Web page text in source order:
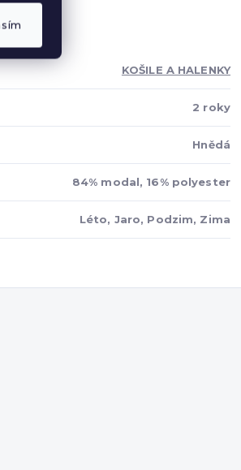
KOŠILE A HALENKY
2 roky
Hnědá
84% modal, 16% polyester
Léto, Jaro, Podzim, Zima